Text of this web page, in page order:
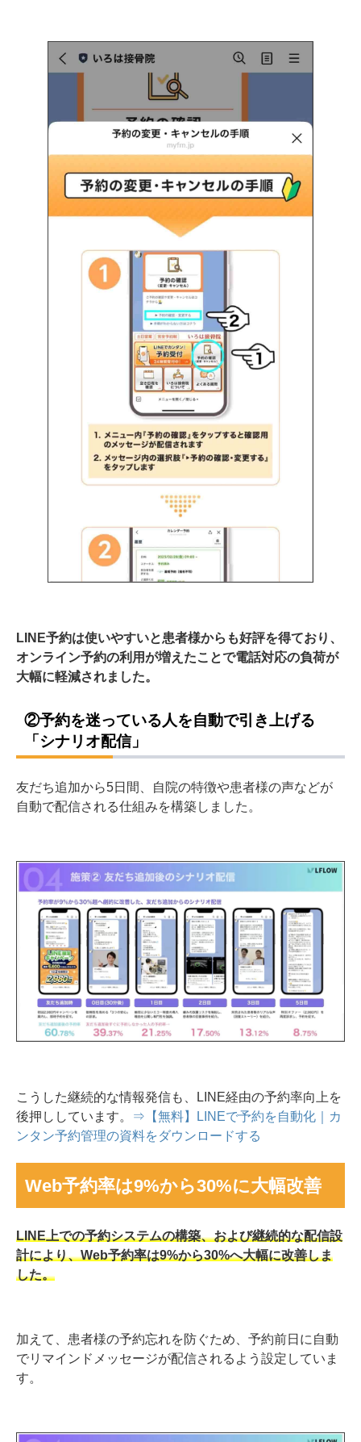
LINE予約は使いやすいと患者様からも好評を得ており、
オンライン予約の利用が増えたことで電話対応の負荷が
大幅に軽減されました。
②予約を迷っている人を自動で引き上げる
「シナリオ配信」
友だち追加から5日間、自院の特徴や患者様の声などが
自動で配信される仕組みを構築しました。
こうした継続的な情報発信も、LINE経由の予約率向上を
後押ししています。
⇒【無料】LINEで予約を自動化｜カ
ンタン予約管理の資料をダウンロードする
Web予約率は9%から30%に大幅改善
LINE上での予約システムの構築、および継続的な配信設
計により、Web予約率は9%から30%へ大幅に改善しま
した。
加えて、患者様の予約忘れを防ぐため、予約前日に自動
でリマインドメッセージが配信されるよう設定していま
す。